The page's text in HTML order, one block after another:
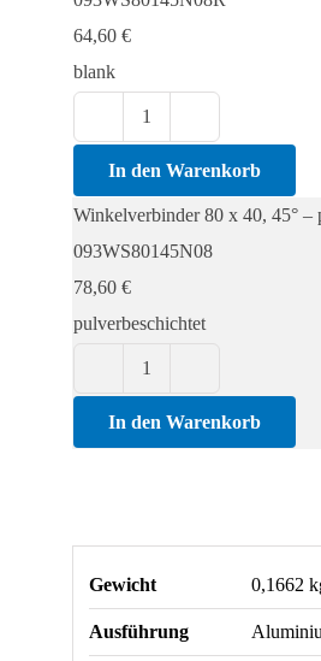
64,60 €
blank
80
x
In den Warenkorb
Winkelverbinder 80 x 40, 45° –
093WS80145N08
78,60 €
pulverbeschichtet
80
x
Menge
In den Warenkorb
Gewicht 0,1662
Ausführung